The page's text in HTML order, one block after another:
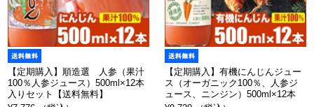
【定期購入】順造選 人参（果汁
100％人参ジュース）500ml×12本
入りセット【送料無料】
【定期購入】有機にんじんジュー
ス（オーガニック100％、人参ジ
ュース、ニンジン）500ml×12本